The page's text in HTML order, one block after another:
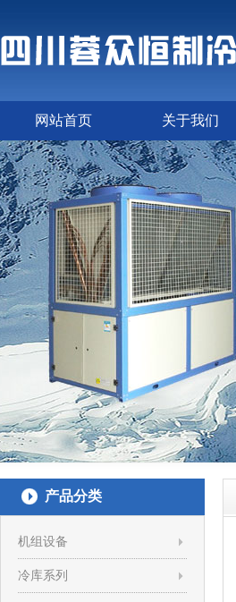
网站首页 关于我们
产品分类
机组设备
冷库系列